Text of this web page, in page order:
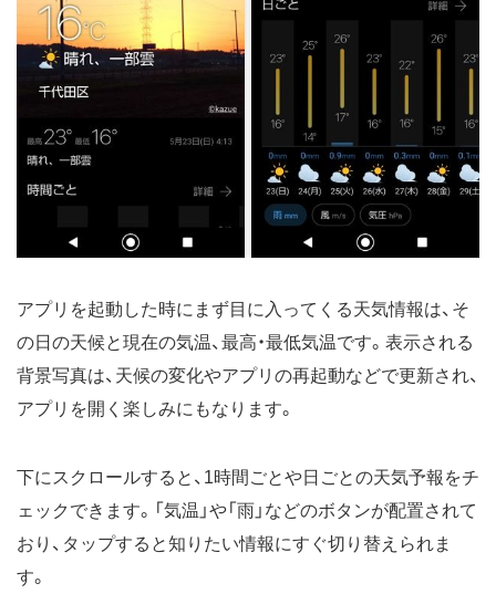
アプリを起動した時にまず目に入ってくる天気情報は、そ
の日の天候と現在の気温、最高・最低気温です。表示される
背景写真は、天候の変化やアプリの再起動などで更新され、
アプリを開く楽しみにもなります。
下にスクロールすると、1時間ごとや日ごとの天気予報をチ
ェックできます。「気温」や「雨」などのボタンが配置されて
おり、タップすると知りたい情報にすぐ切り替えられま
す。